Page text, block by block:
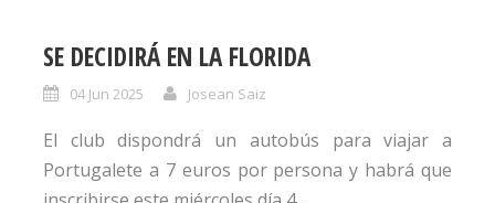
SE DECIDIRÁ EN LA FLORIDA
04 Jun 2025 Josean Saiz
El club dispondrá un autobús para viajar a
Portugalete a 7 euros por persona y habrá que